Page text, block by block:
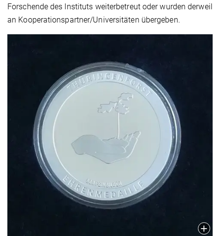
Forschende des Instituts weiterbetreut oder wurden derweil
an Kooperationspartner/Universitäten übergeben.